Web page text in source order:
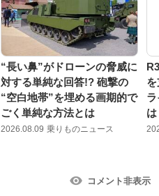
“長い鼻”がドローンの脅威に
対する単純な回答!? 砲撃の
“空白地帯”を埋める画期的で
ごく単純な方法とは
2026.08.09 乗りものニュース
は
コメント非表示